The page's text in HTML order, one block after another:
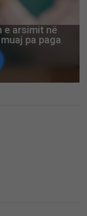
e arsimit në
pa paga